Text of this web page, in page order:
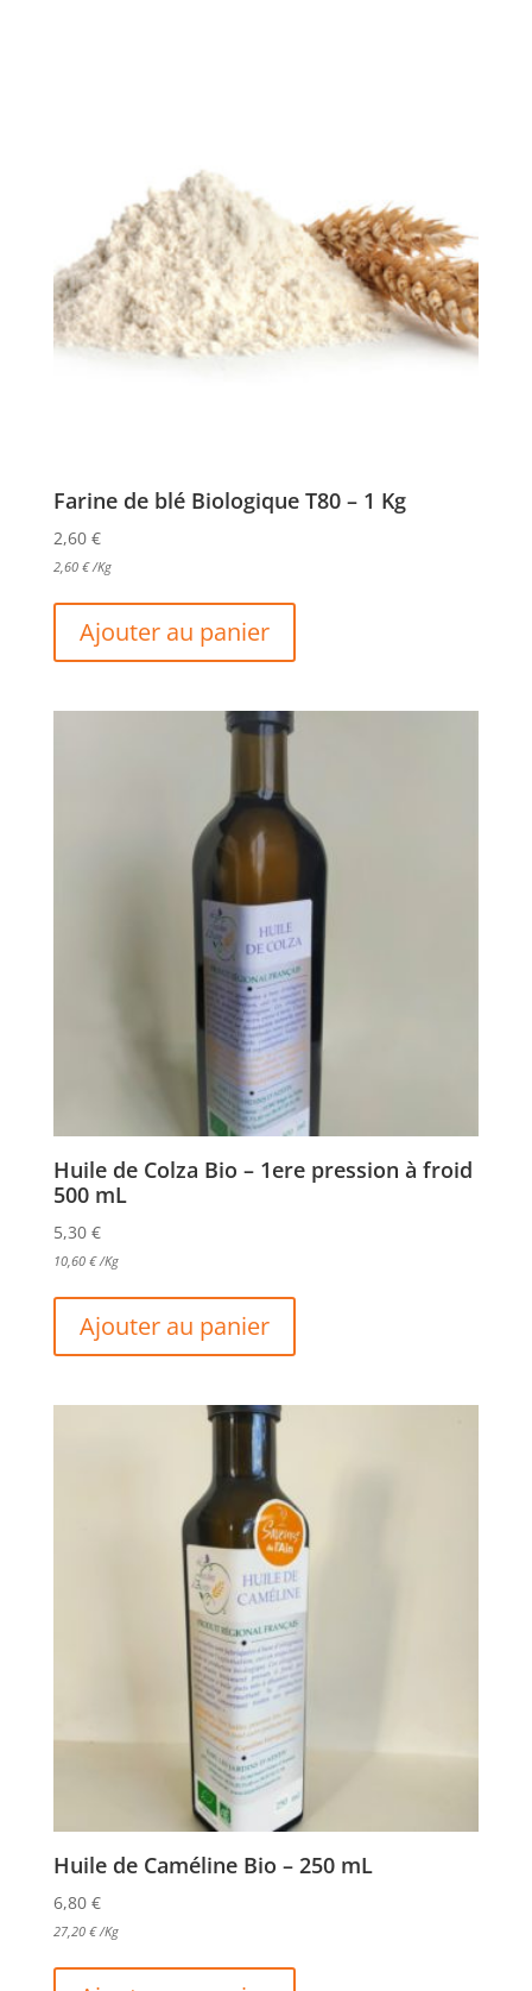
Farine de blé Biologique T80 – 1 Kg
2,60 €
2,60 € /Kg
Ajouter au panier
Huile de Colza Bio – 1ere pression à froid
500 mL
5,30 €
10,60 € /Kg
Ajouter au panier
Huile de Caméline Bio – 250 mL
6,80 €
27,20 € /Kg